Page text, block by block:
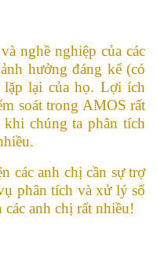
nghề nghiệp của các
hưởng đáng kể (có
lại của họ. Lợi ích
soát trong AMOS rất
chúng ta phân tích
các anh chị cần sự trợ
phân tích và xử lý số
anh chị rất nhiều!